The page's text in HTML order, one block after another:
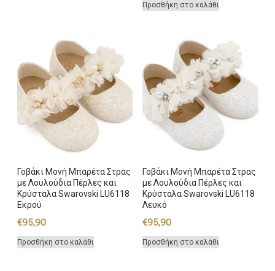
Προσθήκη στο καλάθι
Γοβάκι Μονή Μπαρέτα Στρας
με Λουλούδια Πέρλες και
Κρύσταλα Swarovski LU6118
Εκρού
€95,90
Προσθήκη στο καλάθι
Γοβάκι Μονή Μπαρέτα Στρας
με Λουλούδια Πέρλες και
Κρύσταλα Swarovski LU6118
Λευκό
€95,90
Προσθήκη στο καλάθι